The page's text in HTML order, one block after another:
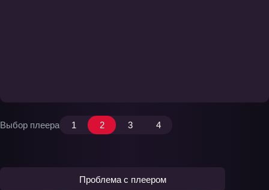
Выбор плеера 1 2 3 4
Проблема с плеером